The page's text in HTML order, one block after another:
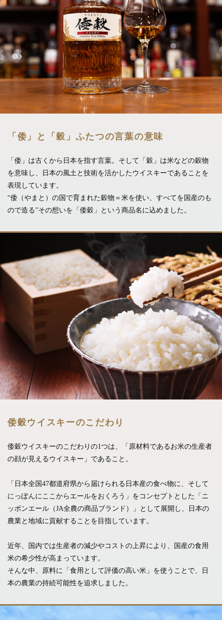
「倭」と「穀」ふたつの言葉の意味
「倭」は古くから日本を指す言葉。そして「穀」は米などの穀物
を意味し、
日本の風土と技術を活かしたウイスキーであることを
表現しています。
“倭（やまと）の国で育まれた穀物＝米を使い、すべてを国産のも
ので造る”その想いを「倭穀」という商品名に込めました。
倭穀ウイスキーのこだわり
倭穀ウイスキーのこだわりの1つは、
「原材料であるお米の生産者
の顔が見えるウイスキー」であること。
「日本全国47都道府県から届けられる日本産の食べ物に、 そして
にっぽんにここからエールをおくろう」をコンセプトとした 「ニ
ッポンエール（JA全農の商品ブランド）」として展開し、
日本の
農業と地域に貢献することを目指しています。
近年、国内では生産者の減少やコストの上昇により、
国産の食用
米の希少性が高まっています。
そんな中、原料に「食用として評価の高い米」を使うことで、
日
本の農業の持続可能性を追求しました。